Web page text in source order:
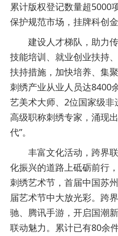
累计版权登记数量超5000
保护规范市场，挂牌科创金
建设人才梯队，助力传
技能培训、就业创业扶持
扶持措施，加快培养、集
刺绣产业从业人员达8400
艺美术大师、2位国家级
高级职称刺绣专家，涌现
代”。
丰富文化活动，跨界联
化振兴的道路上砥砺前行
刺绣艺术节，首届中国苏
届艺术节中大放光彩。跨
驰、腾讯手游，开启国潮
联动魅力。累计已有80余